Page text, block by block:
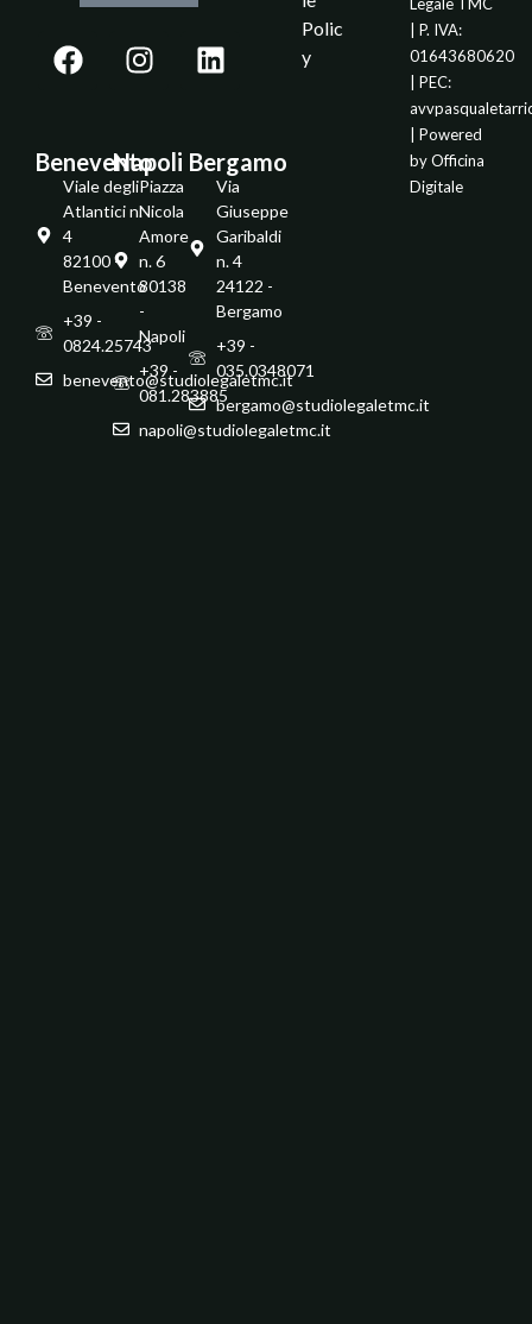
Benevento
Viale degli
Atlantici n.
4
82100 -
Benevento
+39 -
0824.25743
benevento@studiolegaletmc.it
Napoli
Piazza
Nicola
Amore
n. 6
80138
-
Napoli
+39 -
081.283885
napoli@studiolegaletmc.it
Bergamo
Via
Giuseppe
Garibaldi
n. 4
24122 -
Bergamo
+39 -
035.0348071
bergamo@studiolegaletmc.it
Polic
y
| P. IVA:
01643680620
| PEC:
| Powered
byOfficina
Digitale